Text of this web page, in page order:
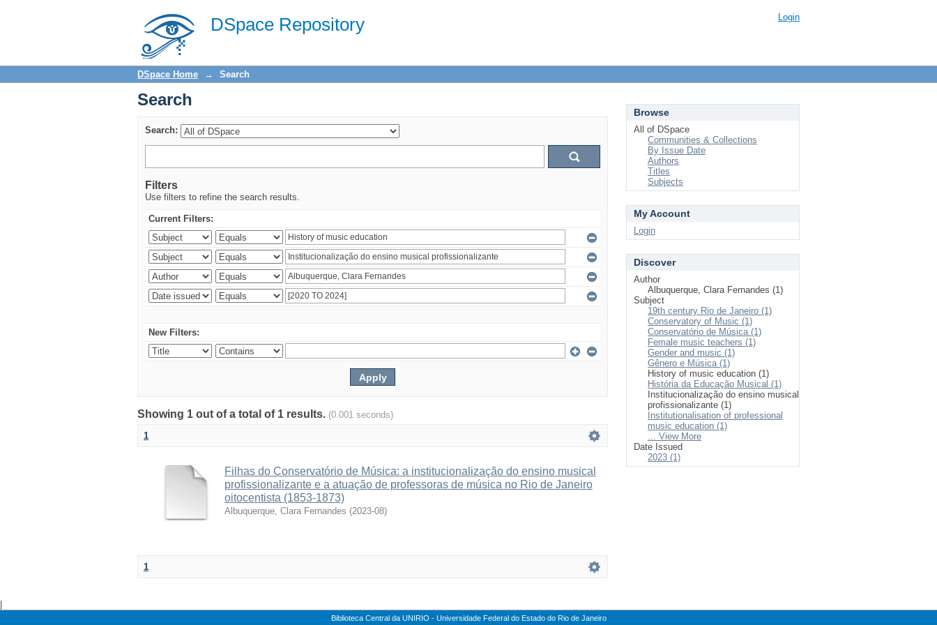
DSpace Repository
Search Login
DSpace Home → Search
Search
Search:
Filters
Use filters to refine the search results.
Current Filters:
New Filters:
Showing 1 out of a total of 1 results. (0.001 seconds)
1
Filhas do Conservatório de Música: a institucionalização do ensino musical
profissionalizante e a atuação de professoras de música no Rio de Janeiro
oitocentista (1853-1873)
Albuquerque, Clara Fernandes (2023-08)
1
Browse
All of DSpace
Communities & Collections
By Issue Date
Authors
Titles
Subjects
My Account
Login
Discover
Author
Albuquerque, Clara Fernandes (1)
Subject
19th century Rio de Janeiro (1)
Conservatory of Music (1)
Conservatório de Música (1)
Female music teachers (1)
Gender and music (1)
Gênero e Música (1)
History of music education (1)
História da Educação Musical (1)
Institucionalização do ensino musical
profissionalizante (1)
Institutionalisation of professional
music education (1)
... View More
Date Issued
2023 (1)
Biblioteca Central da UNIRIO - Universidade Federal do Estado do Rio de Janeiro